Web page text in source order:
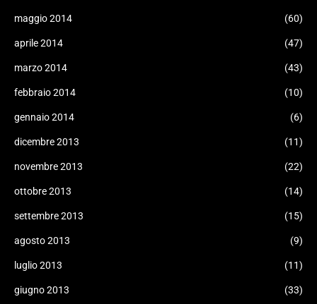
maggio 2014 (60)
aprile 2014 (47)
marzo 2014 (43)
febbraio 2014 (10)
gennaio 2014 (6)
dicembre 2013 (11)
novembre 2013 (22)
ottobre 2013 (14)
settembre 2013 (15)
agosto 2013 (9)
luglio 2013 (11)
giugno 2013 (33)